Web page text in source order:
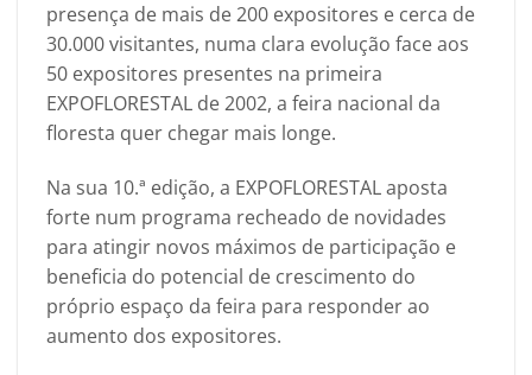
presença de mais de 200 expositores e cerca de
30.000 visitantes, numa clara evolução face aos
50 expositores presentes na primeira
EXPOFLORESTAL de 2002, a feira nacional da
floresta quer chegar mais longe.
Na sua 10.ª edição, a EXPOFLORESTAL aposta
forte num programa recheado de novidades
para atingir novos máximos de participação e
beneficia do potencial de crescimento do
próprio espaço da feira para responder ao
aumento dos expositores.